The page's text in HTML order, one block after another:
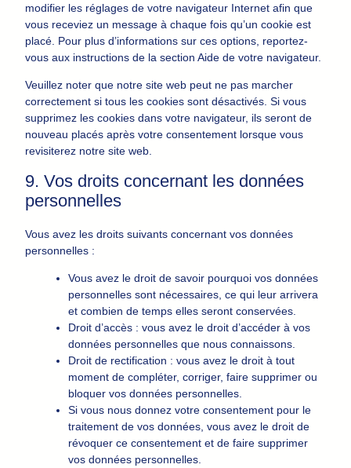
modifier les réglages de votre navigateur Internet afin que
vous receviez un message à chaque fois qu’un cookie est
placé. Pour plus d’informations sur ces options, reportez-
vous aux instructions de la section Aide de votre navigateur.
Veuillez noter que notre site web peut ne pas marcher
correctement si tous les cookies sont désactivés. Si vous
supprimez les cookies dans votre navigateur, ils seront de
nouveau placés après votre consentement lorsque vous
revisiterez notre site web.
9. Vos droits concernant les données
personnelles
Vous avez les droits suivants concernant vos données
personnelles :
Vous avez le droit de savoir pourquoi vos données
personnelles sont nécessaires, ce qui leur arrivera
et combien de temps elles seront conservées.
Droit d’accès : vous avez le droit d’accéder à vos
données personnelles que nous connaissons.
Droit de rectification : vous avez le droit à tout
moment de compléter, corriger, faire supprimer ou
bloquer vos données personnelles.
Si vous nous donnez votre consentement pour le
traitement de vos données, vous avez le droit de
révoquer ce consentement et de faire supprimer
vos données personnelles.